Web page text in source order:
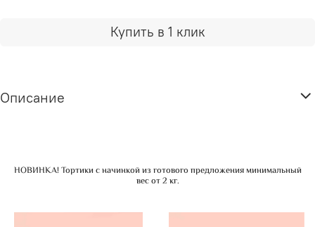
Купить в 1 клик
Описание
НОВИНКА! Тортики с начинкой из готового предложения минимальный
вес от 2 кг.